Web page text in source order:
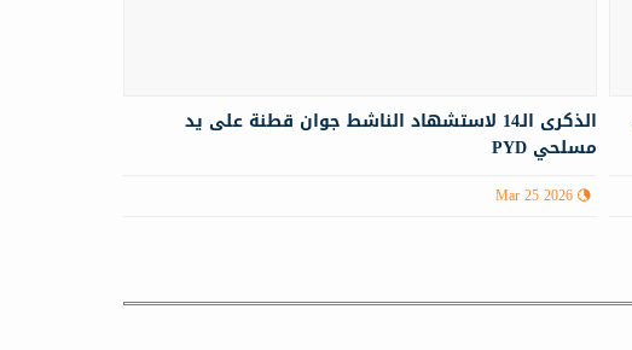
الذكرى الـ14 لاستشهاد الناشط جوان قطنة على يد
مسلحي PYD
Mar 25 2026